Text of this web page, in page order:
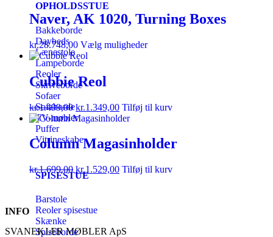
OPHOLDSSTUE
Bakkeborde
Daybeds
Lænestole
Lampeborde
Reoler
Skriveborde
Sofaer
Sofaborde
TV-møbler
Puffer
Vitrineskabe
SPISESTUE
Barstole
Reoler spisestue
Skænke
Spiseborde
Naver, AK 1020, Turning Boxes
kr.28.748,00 Vælg muligheder
Cubbie Reol
kr.1.499,00 kr.1.349,00 Tilføj til kurv
Column Magasinholder
kr.1.699,00 kr.1.529,00 Tilføj til kurv
INFO
SVANEKJÆR MØBLER ApS